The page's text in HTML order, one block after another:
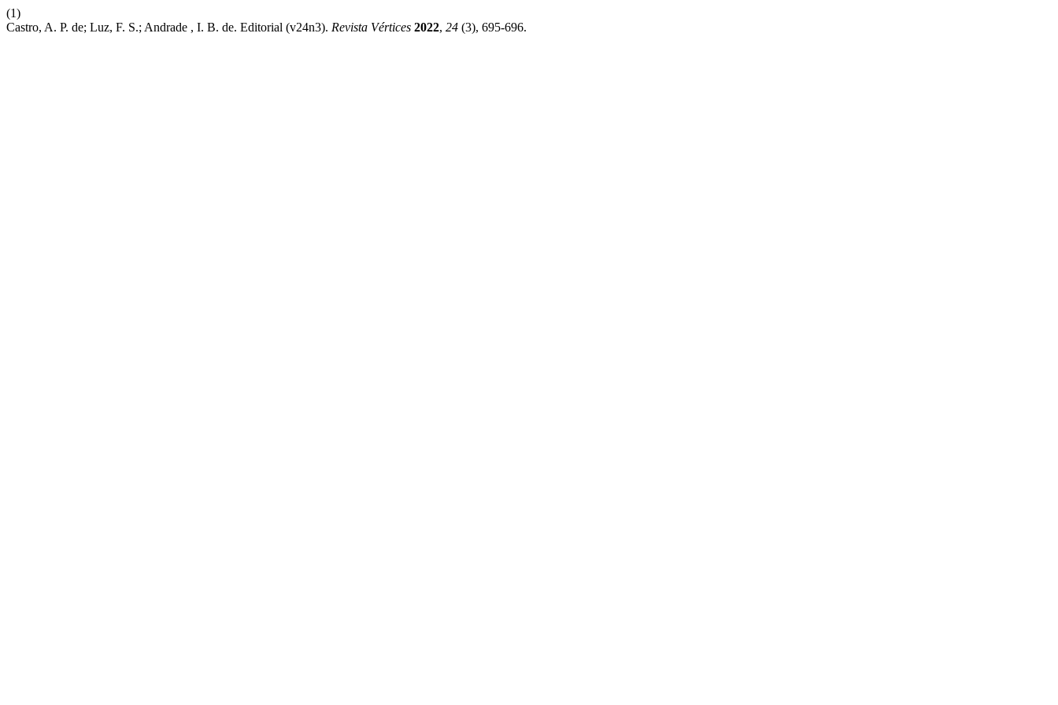
(1)
Castro, A. P. de; Luz, F. S.; Andrade , I. B. de. Editorial (v24n3). Revista Vértices 2022, 24 (3), 695-696.